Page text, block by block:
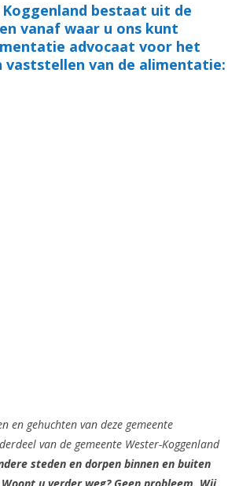
bestaat uit de
vanaf waar u ons kunt
advocaat voor het
vaststellen van de alimentatie:
en gehuchten van deze gemeente
van de gemeente Wester-Koggenland
steden en dorpen binnen en buiten